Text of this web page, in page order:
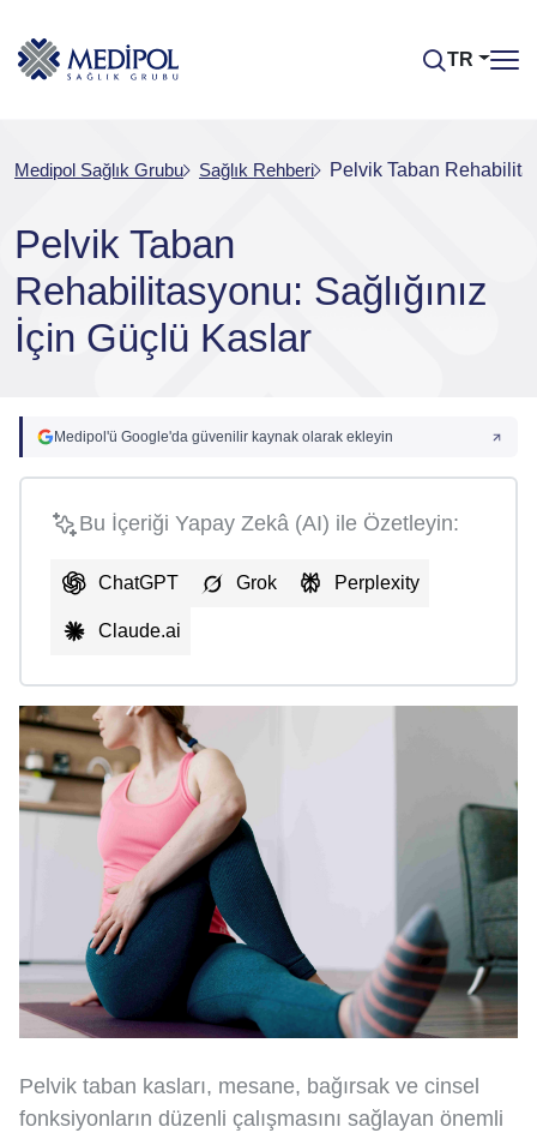
TR
Medipol Sağlık Grubu Sağlık Rehberi Pelvik Taban
Pelvik Taban
Rehabilitasyonu: Sağlığınız
İçin Güçlü Kaslar
Medipol'ü Google'da güvenilir kaynak olarak ekleyin
Bu İçeriği Yapay Zekâ (AI) ile Özetleyin:
ChatGPT Grok Perplexity
Claude.ai
Pelvik taban kasları, mesane, bağırsak ve cinsel
fonksiyonların düzenli çalışmasını sağlayan önemli